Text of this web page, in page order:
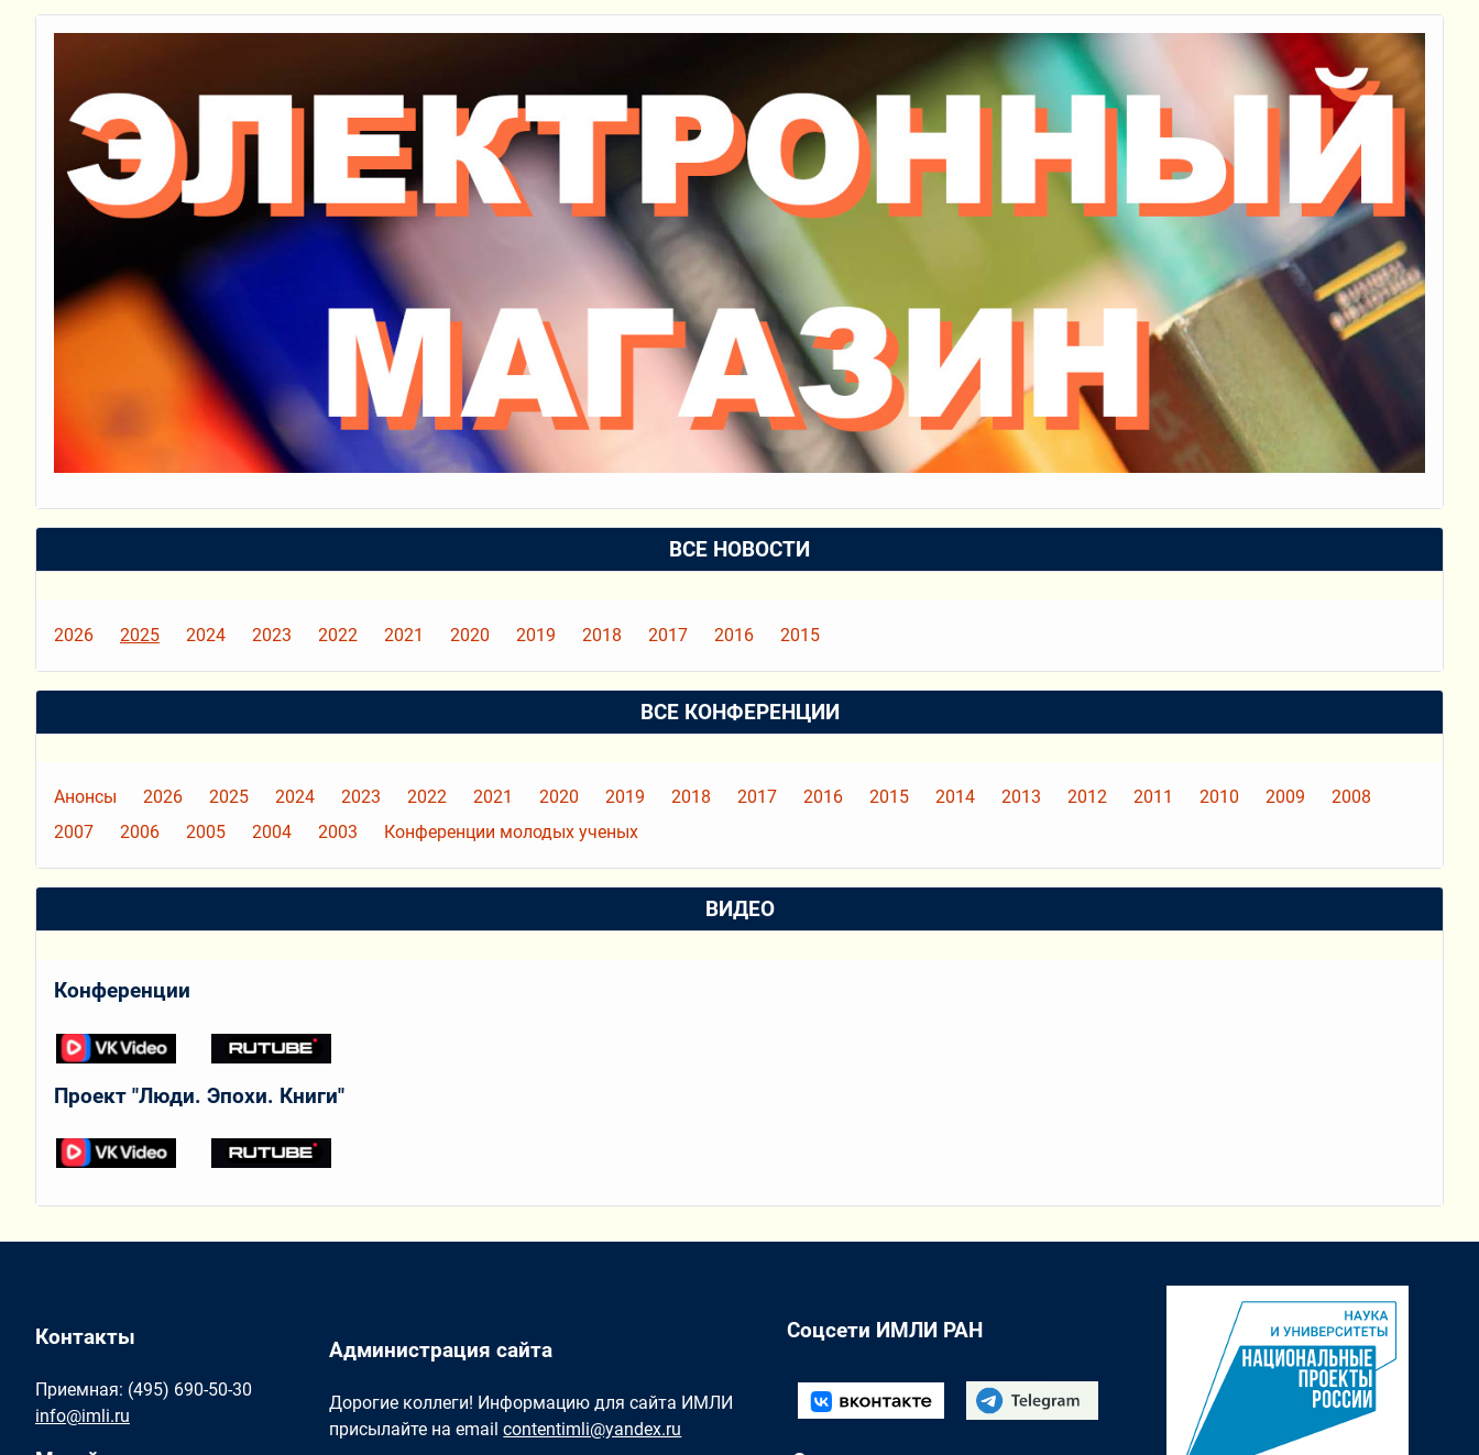
ВСЕ НОВОСТИ
2026 2025 2024 2023 2022 2021 2020 2019 2018 2017 2016 2015
ВСЕ КОНФЕРЕНЦИИ
Анонсы 2026 2025 2024 2023 2022 2021 2020 2019 2018 2017 2016 2015 2014 2013 2012 2011 2010 2009
2008
2007
2006 2005 2004 2003 Конференции молодых ученых
ВИДЕО
Конференции
Проект "Люди. Эпохи. Книги"
Контакты
Приемная: (495) 690-50-30
info@imli.ru
Администрация сайта
Дорогие коллеги! Информацию для сайта ИМЛИ
присылайте на emailcontentimli@yandex.ru
Соцсети ИМЛИ РАН